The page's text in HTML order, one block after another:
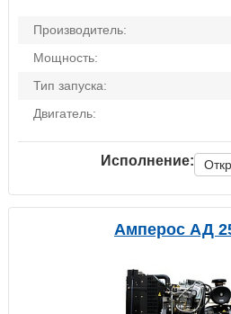
Производитель:
Мощность:
Тип запуска:
Двигатель:
Исполнение:
Амперос АД